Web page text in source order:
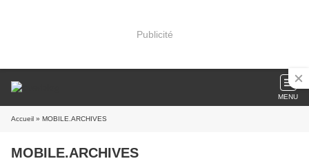
Publicité
MENU
Accueil » MOBILE.ARCHIVES
MOBILE.ARCHIVES